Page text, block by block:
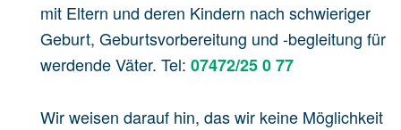
mit Eltern und deren Kindern nach schwieriger
Geburt, Geburtsvorbereitung und -begleitung für
werdende Väter. Tel: 07472/25 0 77
Wir weisen darauf hin, das wir keine Möglichkeit